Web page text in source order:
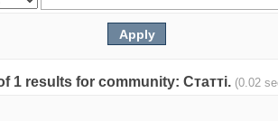
1 results for community: Статті. (0.02